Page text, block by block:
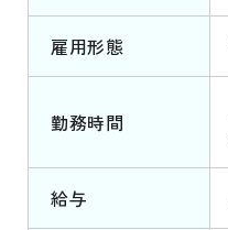
雇用形態
勤務時間
給与